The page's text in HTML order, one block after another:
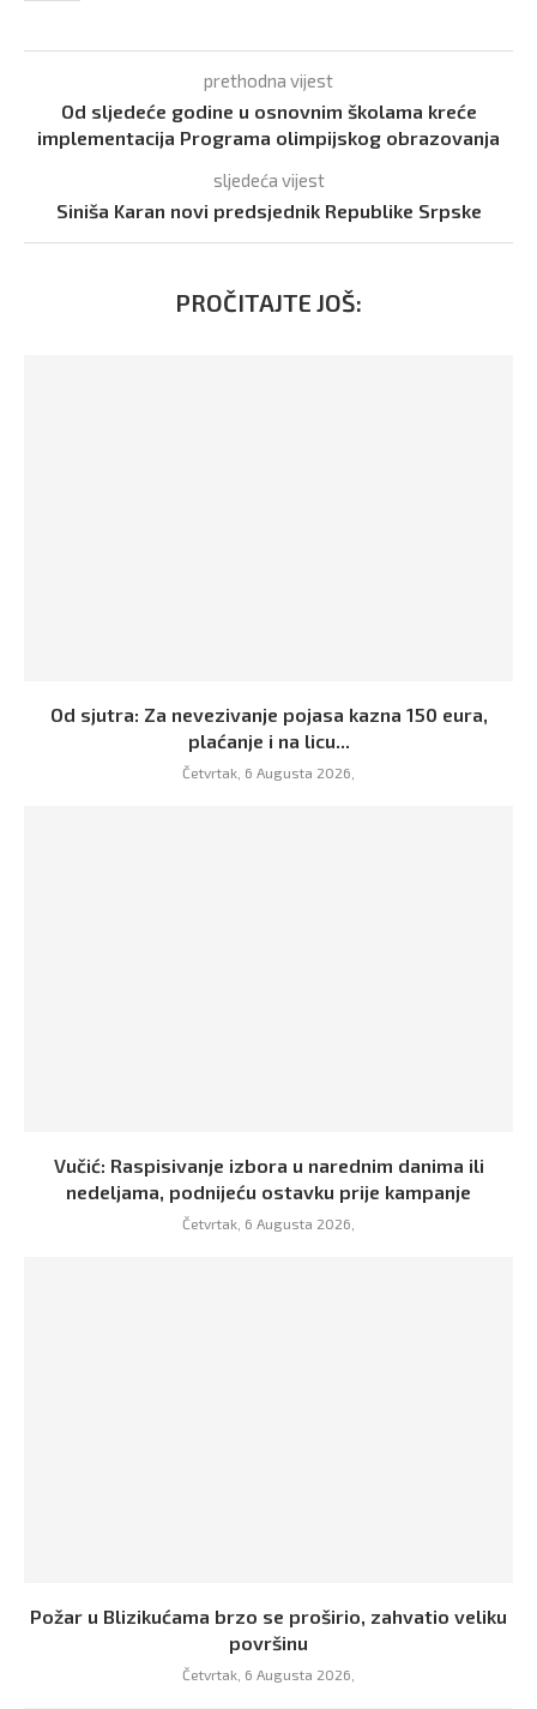
prethodna vijest
Od sljedeće godine u osnovnim školama kreće
implementacija Programa olimpijskog obrazovanja
sljedeća vijest
Siniša Karan novi predsjednik Republike Srpske
PROČITAJTE JOŠ:
Od sjutra: Za nevezivanje pojasa kazna 150 eura,
plaćanje i na licu...
Četvrtak, 6 Augusta 2026,
Vučić: Raspisivanje izbora u narednim danima ili
nedeljama, podnijeću ostavku prije kampanje
Četvrtak, 6 Augusta 2026,
Požar u Blizikućama brzo se proširio, zahvatio veliku
površinu
Četvrtak, 6 Augusta 2026,